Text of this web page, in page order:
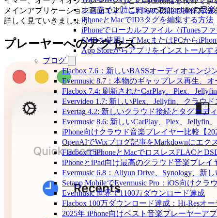
オフライン時にiPhoneでDropboxの音
iPhoneとMacでID3タグを編集する方法
iPhoneでローカルファイル（iTunesフ
SMBを使用してMacまたはPCから
App Storeからアプリをインストール
ブログ
Flacbox 7.6：新しいBASSオーディオエン
Evermusic 8.7：本物のギャップレス再生、
Flacbox 7.4: 刷新されたCarPlay、Plex、
Evervideo 1.7: 新しいPlex、Jellyfin、クラウ
Evertag 4.2: 新しいクラウド接続とタグエデ
Evermusic 8.6: 新しいCarPlay、Plex、Jellyfin
iPhone向けクラウド音楽プレイヤー比較【
OpenAIでWixブログ記事をMarkdownにエク
FlacboxでiPhoneとMacでロスレスFLACと
iPhoneとiPad向け最高のクラウド音楽プレイ
Evermusic 6.8：Aliyun Drive、Synology、新
Setapp MobileでEvermusic Pro：iOS向けクラ
Evermusic 世界で1100万ダウンロード達成
Flacbox 100万ダウンロード達成：Hi-Resオ
2025年 iPhone向けベスト音楽プレーヤーア
メインアプリケーション画面です。これらの機能の操作方法
詳しく見ていきましょう。
プレーヤーへのアクセス